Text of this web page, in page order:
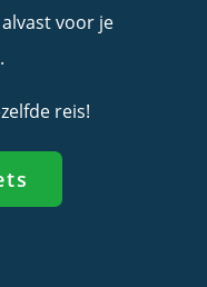
voor je
reis!